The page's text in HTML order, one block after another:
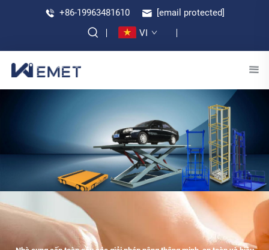
+86-19963481610
[email protected]
VI